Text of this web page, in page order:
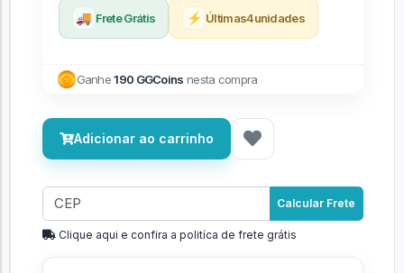
🚚 Frete Grátis ⚡ Últimas4unidades
Ganhe190 GGCoins nesta compra
Adicionar ao carrinho
Calcular Frete
Clique aqui e confira a politíca de frete grátis